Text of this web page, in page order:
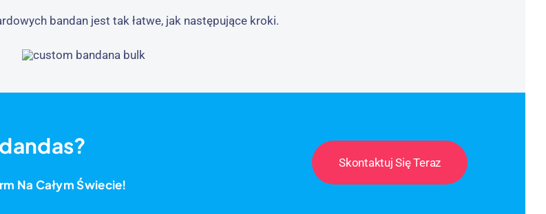
bandan jest tak łatwe, jak następujące kroki.
Na Całym Świecie!
Skontaktuj Się Teraz